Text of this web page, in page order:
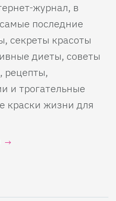
журнал, в
последние
секреты красоты
диеты, советы
рецепты,
и трогательные
краски жизни для